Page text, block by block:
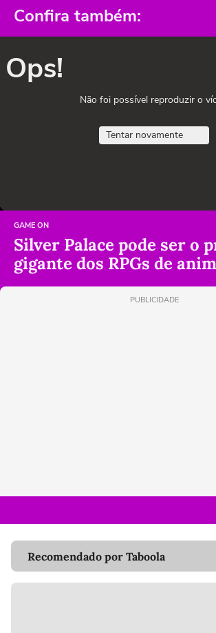
Confira também:
Ops!
Não foi possível reproduzir o
Tentar novamente
GAME ON
Silver Palace pode ser o
gigante dos RPGs de
PUBLICIDADE
Recomendado por Taboola